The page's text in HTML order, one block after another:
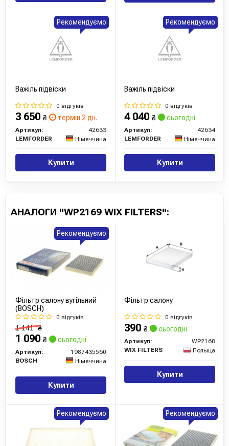
Важіль підвіски
0 відгуків
3 650 ₴ термін 2 дн.
Артикул:
42633
LEMFORDER
Німеччина
Купити
Рекомендуємо
Важіль підвіски
0 відгуків
4 040 ₴ сьогодні
Артикул:
42634
LEMFORDER
Німеччина
Купити
Рекомендуємо
АНАЛОГИ "WP2169 WIX FILTERS":
Фільтр салону вугільний
(BOSCH)
0 відгуків
1 141₴
1 090 ₴ сьогодні
Артикул:
1987435560
BOSCH
Німеччина
Купити
Рекомендуємо
Фільтр салону
0 відгуків
390 ₴ сьогодні
Артикул:
WP2168
WIX FILTERS
Польща
Купити
Рекомендуємо Рекомендуємо